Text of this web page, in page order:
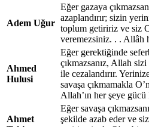
Adem Uğur
Eğer gazaya
azaplandırır; sizin
toplum getiririz ve siz
veremezsiniz. . . Allâh
Ahmed
Hulusi
Eğer gerektiğinde
çıkmazsanız, Allah
ile cezalandırır.
savaşa çıkmamakla
Allah’ın her şeye
Ahmet
Eğer savaşa
şekilde azab eder ve